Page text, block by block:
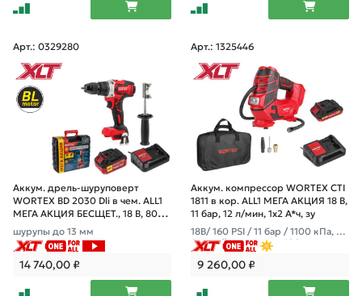
Арт.: 0329280
Аккум. дрель-шуруповерт
WORTEX BD 2030 Dli в чем. ALL1
МЕГА АКЦИЯ БЕСЩЕТ., 18 В, 80
Н*м, 1х4 А*ч, БЗ
шурупы до 13 мм
14 740,00₽
Арт.: 1325446
Аккум. компрессор WORTEX CTI
1811 в кор. ALL1 МЕГА АКЦИЯ 18 В,
11 бар, 12 л/мин, 1х2 А*ч, зу
18В/ 160 PSI / 11 бар / 1100 кПа, ци
фровой манометр, 600 мм шлан
г, подсветка
9 260,00₽